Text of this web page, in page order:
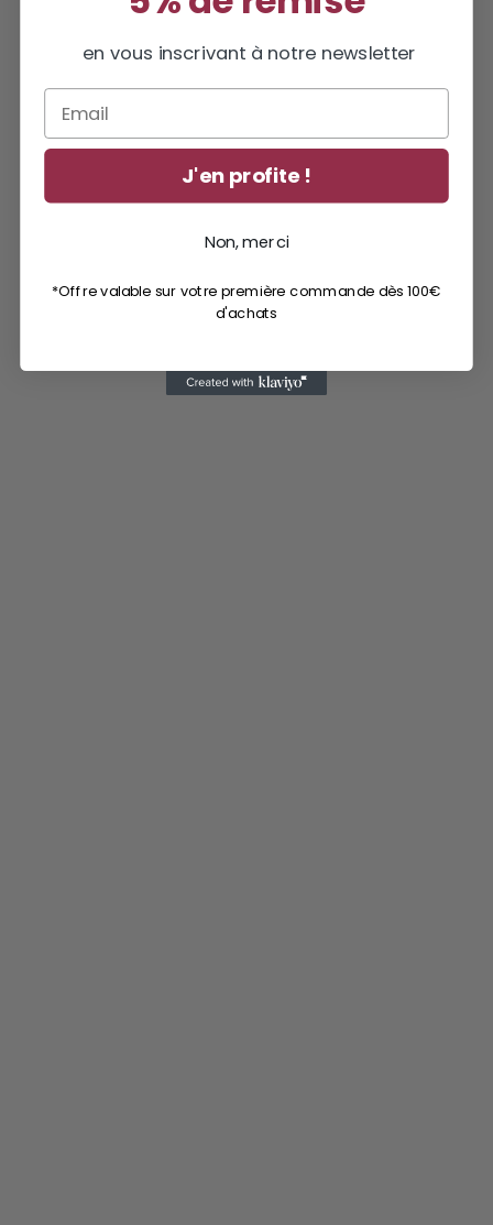
en vous inscrivant à notre newsletter
J'en profite !
Non, merci
*Offre valable sur votre première commande dès 100€
d'achats